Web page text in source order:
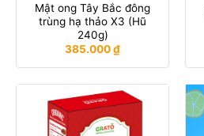
Mật ong Tây Bắc đông
trùng hạ thảo X3 (Hũ
240g)
385.000₫